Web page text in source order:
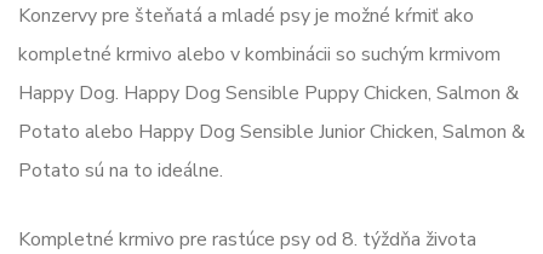
Konzervy pre šteňatá a mladé psy je možné kŕmiť ako
kompletné krmivo alebo v kombinácii so suchým krmivom
Happy Dog. Happy Dog Sensible Puppy Chicken, Salmon &
Potato alebo Happy Dog Sensible Junior Chicken, Salmon &
Potato sú na to ideálne.
Kompletné krmivo pre rastúce psy od 8. týždňa života